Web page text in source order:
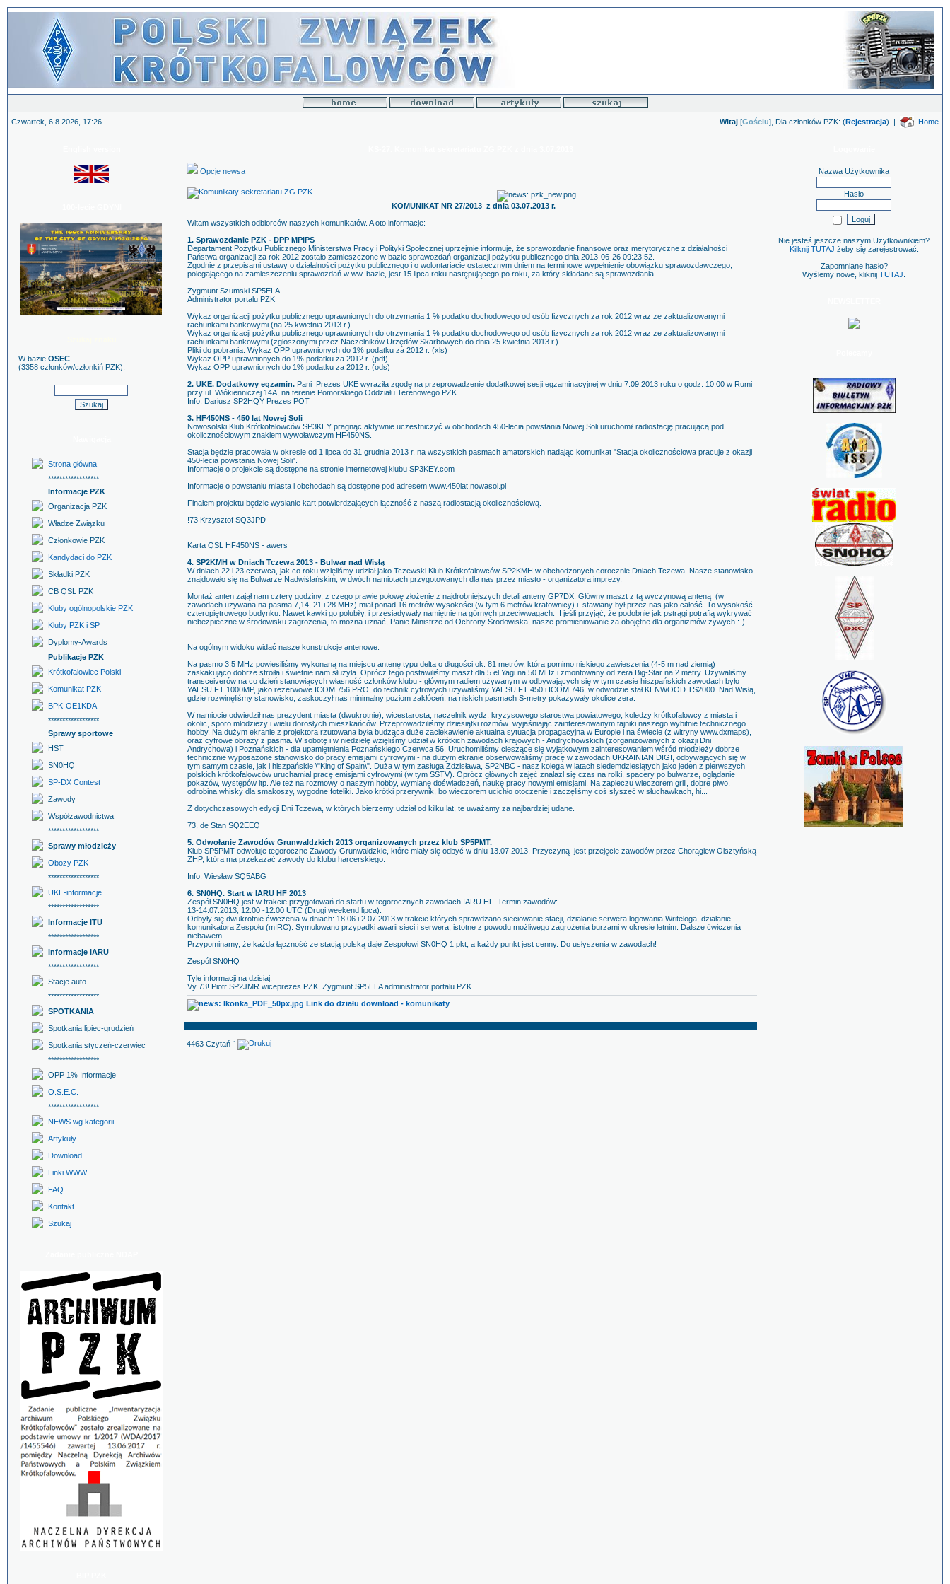
Czwartek, 6.8.2026, 17:26 Witaj [Gościu], Dla członków PZK: (Rejestracja) | Home
W bazie OSEC
(3358 członków/członkiń PZK):
Strona główna
******************
Informacje PZK
Organizacja PZK
Władze Związku
Członkowie PZK
Kandydaci do PZK
Składki PZK
CB QSL PZK
Kluby ogólnopolskie PZK
Kluby PZK i SP
Dyplomy-Awards
Publikacje PZK
Krótkofalowiec Polski
Komunikat PZK
BPK-OE1KDA
******************
Sprawy sportowe
HST
SN0HQ
SP-DX Contest
Zawody
Współzawodnictwa
******************
Sprawy młodzieży
Obozy PZK
******************
UKE-informacje
******************
Informacje ITU
******************
Informacje IARU
******************
Stacje auto
******************
SPOTKANIA
Spotkania lipiec-grudzień
Spotkania styczeń-czerwiec
******************
OPP 1% Informacje
O.S.E.C.
******************
NEWS wg kategorii
Artykuły
Download
Linki WWW
FAQ
Kontakt
Szukaj
Opcje newsa
KOMUNIKAT NR 27/2013 z dnia 03.07.2013 r.
Witam wszystkich odbiorców naszych komunikatów. A oto informacje:
1. Sprawozdanie PZK - DPP MPiPS
Departament Pożytku Publicznego Ministerstwa Pracy i Polityki Społecznej uprzejmie informuje, że sprawozdanie finansowe oraz merytoryczne z działalności
Państwa organizacji za rok 2012 zostało zamieszczone w bazie sprawozdań organizacji pożytku publicznego dnia 2013-06-26 09:23:52.
Zgodnie z przepisami ustawy o działalności pożytku publicznego i o wolontariacie ostatecznym dniem na terminowe wypełnienie obowiązku sprawozdawczego,
polegającego na zamieszczeniu sprawozdań w ww. bazie, jest 15 lipca roku następującego po roku, za który składane są sprawozdania.
Zygmunt Szumski SP5ELA
Administrator portalu PZK
Wykaz organizacji pożytku publicznego uprawnionych do otrzymania 1 % podatku dochodowego od osób fizycznych za rok 2012 wraz ze zaktualizowanymi
rachunkami bankowymi (na 25 kwietnia 2013 r.)
Wykaz organizacji pożytku publicznego uprawnionych do otrzymania 1 % podatku dochodowego od osób fizycznych za rok 2012 wraz ze zaktualizowanymi
rachunkami bankowymi (zgłoszonymi przez Naczelników Urzędów Skarbowych do dnia 25 kwietnia 2013 r.).
Pliki do pobrania: Wykaz OPP uprawnionych do 1% podatku za 2012 r. (xls)
Wykaz OPP uprawnionych do 1% podatku za 2012 r. (pdf)
Wykaz OPP uprawnionych do 1% podatku za 2012 r. (ods)
2. UKE. Dodatkowy egzamin. Pani Prezes UKE wyraziła zgodę na przeprowadzenie dodatkowej sesji egzaminacyjnej w dniu 7.09.2013 roku o godz. 10.00 w Rumi
przy ul. Włókienniczej 14A, na terenie Pomorskiego Oddziału Terenowego PZK.
Info. Dariusz SP2HQY Prezes POT
3. HF450NS - 450 lat Nowej Soli
Nowosolski Klub Krótkofalowców SP3KEY pragnąc aktywnie uczestniczyć w obchodach 450-lecia powstania Nowej Soli uruchomił radiostację pracującą pod
okolicznościowym znakiem wywoławczym HF450NS.
Stacja będzie pracowała w okresie od 1 lipca do 31 grudnia 2013 r. na wszystkich pasmach amatorskich nadając komunikat "Stacja okolicznościowa pracuje z okazji
450-lecia powstania Nowej Soli".
Informacje o projekcie są dostępne na stronie internetowej klubu SP3KEY.com
Informacje o powstaniu miasta i obchodach są dostępne pod adresem www.450lat.nowasol.pl
Finałem projektu będzie wysłanie kart potwierdzających łączność z naszą radiostacją okolicznościową.
!73 Krzysztof SQ3JPD
Karta QSL HF450NS - awers
4. SP2KMH w Dniach Tczewa 2013 - Bulwar nad Wisłą
W dniach 22 i 23 czerwca, jak co roku wzięliśmy udział jako Tczewski Klub Krótkofalowców SP2KMH w obchodzonych corocznie Dniach Tczewa. Nasze stanowisko
znajdowało się na Bulwarze Nadwiślańskim, w dwóch namiotach przygotowanych dla nas przez miasto - organizatora imprezy.
Montaż anten zajął nam cztery godziny, z czego prawie połowę złożenie z najdrobniejszych detali anteny GP7DX. Główny maszt z tą wyczynową anteną (w
zawodach używana na pasma 7,14, 21 i 28 MHz) miał ponad 16 metrów wysokości (w tym 6 metrów kratownicy) i stawiany był przez nas jako całość. To wysokość
czteropiętrowego budynku. Nawet kawki go polubiły, i przesiadywały namiętnie na górnych przeciwwagach. I jeśli przyjąć, że podobnie jak pstrągi potrafią wykrywać
niebezpieczne w środowisku zagrożenia, to można uznać, Panie Ministrze od Ochrony Środowiska, nasze promieniowanie za obojętne dla organizmów żywych :-)
Na ogólnym widoku widać nasze konstrukcje antenowe.
Na pasmo 3.5 MHz powiesiliśmy wykonaną na miejscu antenę typu delta o długości ok. 81 metrów, która pomimo niskiego zawieszenia (4-5 m nad ziemią)
zaskakująco dobrze stroiła i świetnie nam służyła. Oprócz tego postawiliśmy maszt dla 5 el Yagi na 50 MHz i zmontowany od zera Big-Star na 2 metry. Używaliśmy
transceiverów na co dzień stanowiących własność członków klubu - głównym radiem używanym w odbywających się w tym czasie hiszpańskich zawodach było
YAESU FT 1000MP, jako rezerwowe ICOM 756 PRO, do technik cyfrowych używaliśmy YAESU FT 450 i ICOM 746, w odwodzie stał KENWOOD TS2000. Nad Wisłą,
gdzie rozwinęliśmy stanowisko, zaskoczył nas minimalny poziom zakłóceń, na niskich pasmach S-metry pokazywały okolice zera.
W namiocie odwiedził nas prezydent miasta (dwukrotnie), wicestarosta, naczelnik wydz. kryzysowego starostwa powiatowego, koledzy krótkofalowcy z miasta i
okolic, sporo młodzieży i wielu dorosłych mieszkańców. Przeprowadziliśmy dziesiątki rozmów wyjaśniając zainteresowanym tajniki naszego wybitnie technicznego
hobby. Na dużym ekranie z projektora rzutowana była budząca duże zaciekawienie aktualna sytuacja propagacyjna w Europie i na świecie (z witryny www.dxmaps),
oraz cyfrowe obrazy z pasma. W sobotę i w niedzielę wzięliśmy udział w krótkich zawodach krajowych - Andrychowskich (zorganizowanych z okazji Dni
Andrychowa) i Poznańskich - dla upamiętnienia Poznańskiego Czerwca 56. Uruchomiliśmy cieszące się wyjątkowym zainteresowaniem wśród młodzieży dobrze
technicznie wyposażone stanowisko do pracy emisjami cyfrowymi - na dużym ekranie obserwowaliśmy pracę w zawodach UKRAINIAN DIGI, odbywających się w
tym samym czasie, jak i hiszpańskie \"King of Spain\". Duża w tym zasługa Zdzisława, SP2NBC - nasz kolega w latach siedemdziesiątych jako jeden z pierwszych
polskich krótkofalowców uruchamiał pracę emisjami cyfrowymi (w tym SSTV). Oprócz głównych zajęć znalazł się czas na rolki, spacery po bulwarze, oglądanie
pokazów, występów itp. Ale też na rozmowy o naszym hobby, wymianę doświadczeń, naukę pracy nowymi emisjami. Na zapleczu wieczorem grill, dobre piwo,
odrobina whisky dla smakoszy, wygodne foteliki. Jako krótki przerywnik, bo wieczorem ucichło otoczenie i zaczęliśmy coś słyszeć w słuchawkach, hi...
Z dotychczasowych edycji Dni Tczewa, w których bierzemy udział od kilku lat, te uważamy za najbardziej udane.
73, de Stan SQ2EEQ
5. Odwołanie Zawodów Grunwaldzkich 2013 organizowanych przez klub SP5PMT.
Klub SP5PMT odwołuje tegoroczne Zawody Grunwaldzkie, które miały się odbyć w dniu 13.07.2013. Przyczyną jest przejęcie zawodów przez Chorągiew Olsztyńską
ZHP, która ma przekazać zawody do klubu harcerskiego.
Info: Wiesław SQ5ABG
6. SN0HQ. Start w IARU HF 2013
Zespół SN0HQ jest w trakcie przygotowań do startu w tegorocznych zawodach IARU HF. Termin zawodów:
13-14.07.2013, 12:00 -12:00 UTC (Drugi weekend lipca).
Odbyły się dwukrotnie ćwiczenia w dniach: 18.06 i 2.07.2013 w trakcie których sprawdzano sieciowanie stacji, działanie serwera logowania Writeloga, działanie
komunikatora Zespołu (mIRC). Symulowano przypadki awarii sieci i serwera, istotne z powodu możliwego zagrożenia burzami w okresie letnim. Dalsze ćwiczenia
niebawem.
Przypominamy, że każda łączność ze stacją polską daje Zespołowi SN0HQ 1 pkt, a każdy punkt jest cenny. Do usłyszenia w zawodach!
Zespól SN0HQ
Tyle informacji na dzisiaj.
Vy 73! Piotr SP2JMR wiceprezes PZK, Zygmunt SP5ELA administrator portalu PZK
Link do działu download - komunikaty
4463 Czytań ˇ
Nazwa Użytkownika
Hasło
Nie jesteś jeszcze naszym Użytkownikiem?
Kilknij TUTAJ żeby się zarejestrować.
Zapomniane hasło?
Wyślemy nowe, kliknij TUTAJ